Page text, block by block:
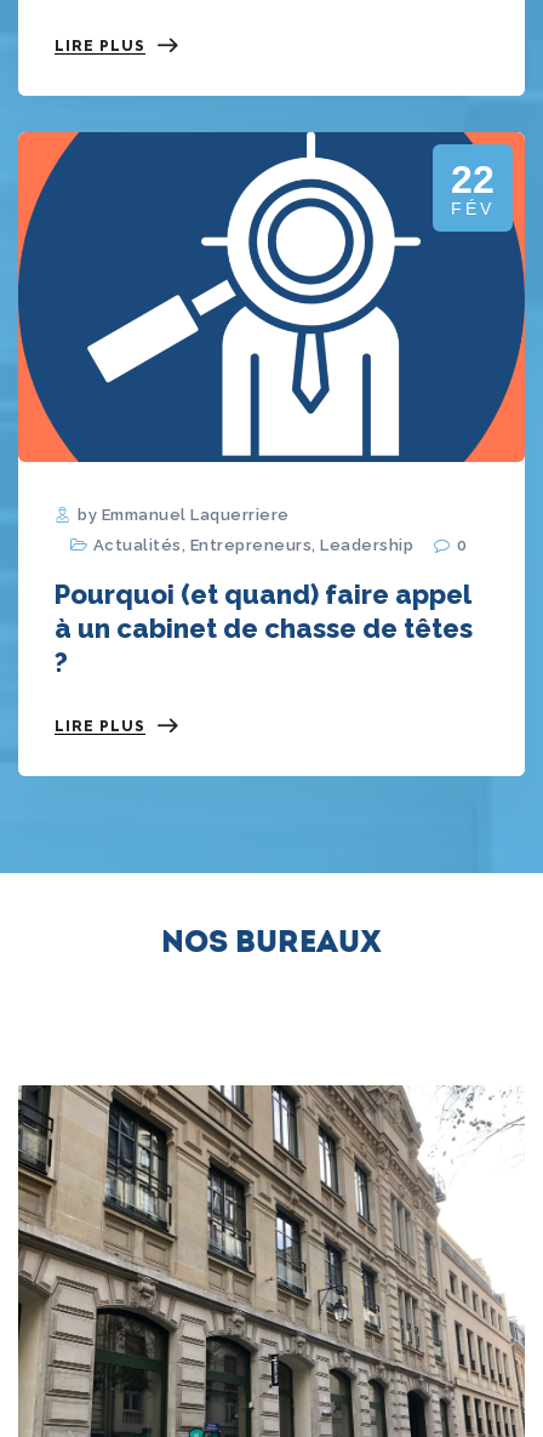
LIRE PLUS
22
FÉV
by Emmanuel Laquerriere
Actualités , Entrepreneurs,Leadership 0
Pourquoi (et quand) faire appel
à un cabinet de chasse de têtes
?
LIRE PLUS
Nos bureaux